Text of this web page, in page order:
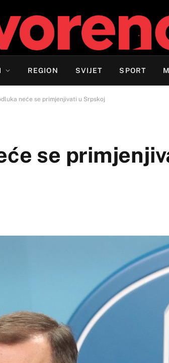
REGION SVIJET SPORT
neće se primjenjivati u Srpskoj
se